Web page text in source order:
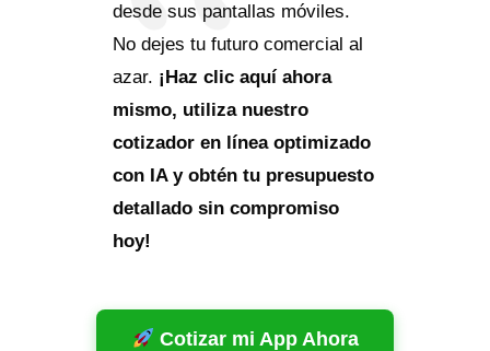
desde sus pantallas móviles.
No dejes tu futuro comercial al
azar. ¡Haz clic aquí ahora
mismo, utiliza nuestro
cotizador en línea optimizado
con IA y obtén tu presupuesto
detallado sin compromiso
hoy!
Cotizar mi App Ahora